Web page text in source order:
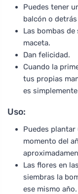
Puedes tener
balcón o
Las bombas
maceta.
Dan felicidad.
Cuando la
tus propias
es
Uso:
Puedes plantar
momento del
Las flores en
siembras la
ese mismo año.